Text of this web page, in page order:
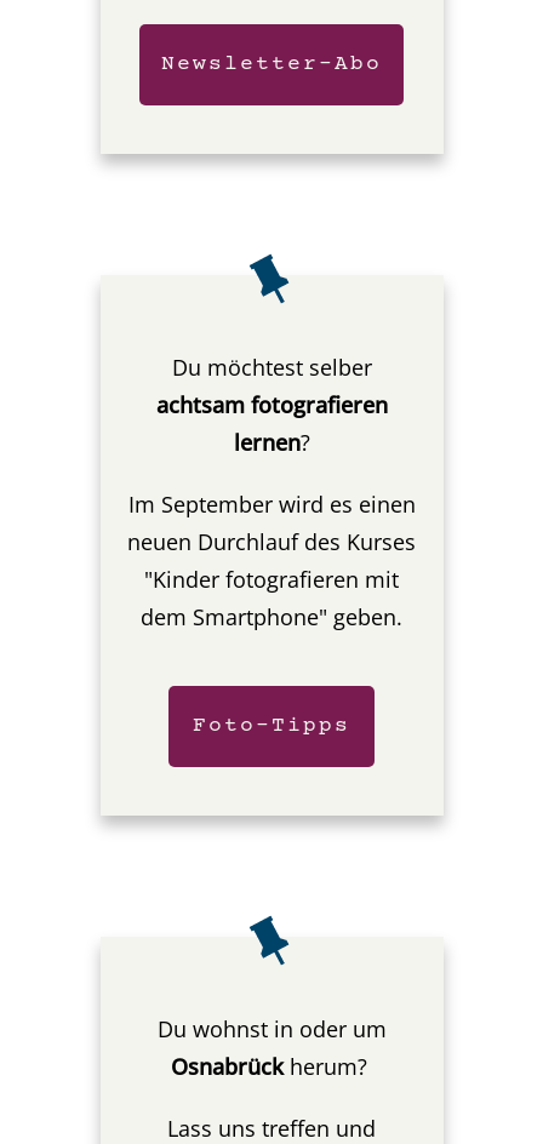
Newsletter-Abo
Du möchtest selber
achtsam fotografieren
lernen?
Im September wird es einen
neuen Durchlauf des Kurses
"Kinder fotografieren mit
dem Smartphone" geben.
Foto-Tipps
Du wohnst in oder um
Osnabrückherum?
Lass uns treffen und